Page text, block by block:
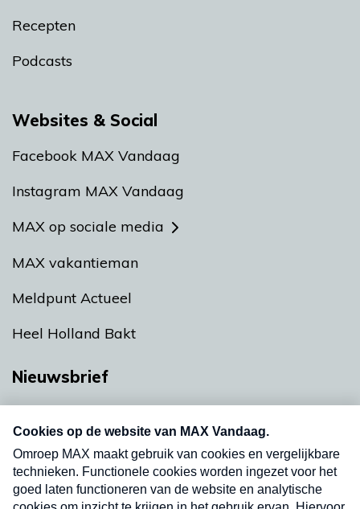
Recepten
Podcasts
Websites & Social
Facebook MAX Vandaag
Instagram MAX Vandaag
MAX op sociale media
MAX vakantieman
Meldpunt Actueel
Heel Holland Bakt
Nieuwsbrief
nieuwsbrief. Elke vrijdag- en dinsdagochtend in
uw mailbox.
Verzend